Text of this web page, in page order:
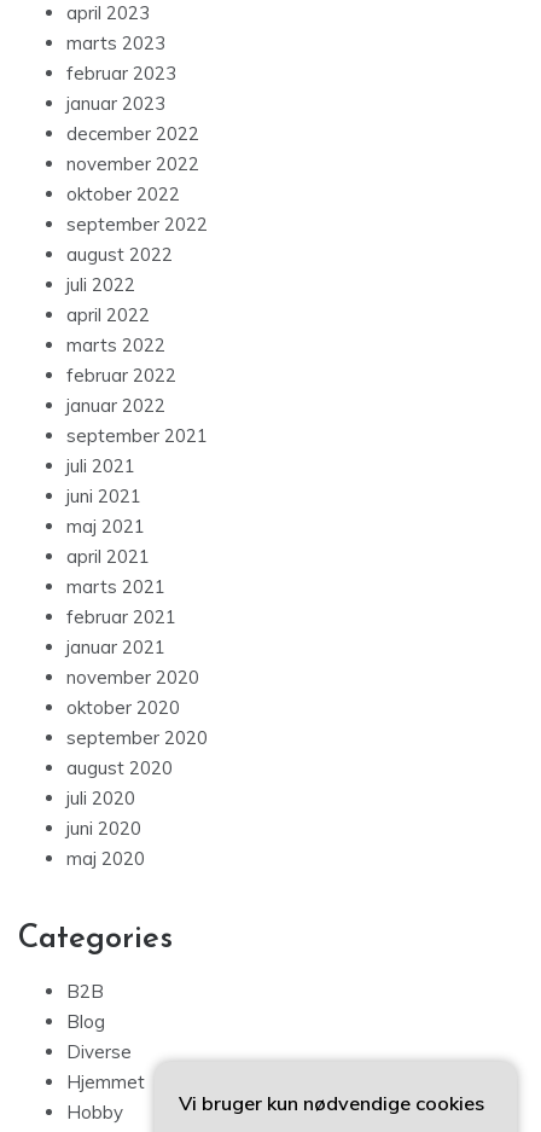
april 2023
marts 2023
februar 2023
januar 2023
december 2022
november 2022
oktober 2022
september 2022
august 2022
juli 2022
april 2022
marts 2022
februar 2022
januar 2022
september 2021
juli 2021
juni 2021
maj 2021
april 2021
marts 2021
februar 2021
januar 2021
november 2020
oktober 2020
september 2020
august 2020
juli 2020
juni 2020
maj 2020
Categories
B2B
Blog
Diverse
Hjemmet
Hobby
Vi bruger kun nødvendige cookies